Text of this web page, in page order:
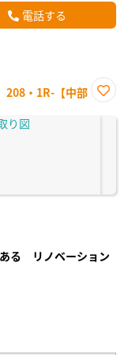
電話する
208・1R-【中部
に入
ある リノベーション